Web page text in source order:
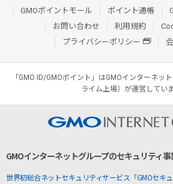
GMOポイントモール
ポイント通帳
お問い合わせ
利用規約
プライバシーポリシー
「GMO ID/GMOポイント」はGMOインターネッ
ライム上場）が運営していま
GMOインターネットグループのセキュリティ
世界初総合ネットセキュリティサービス「GMOセキュ